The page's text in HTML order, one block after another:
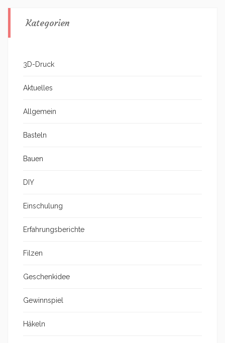
Kategorien
3D-Druck
Aktuelles
Allgemein
Basteln
Bauen
DIY
Einschulung
Erfahrungsberichte
Filzen
Geschenkidee
Gewinnspiel
Häkeln